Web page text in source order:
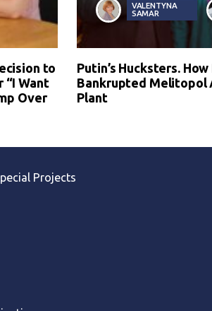
to
“I Want
Over
VALENTYNA
SAMAR
Putin’s Hucksters.
Bankrupted Melitopol
Plant
Projects